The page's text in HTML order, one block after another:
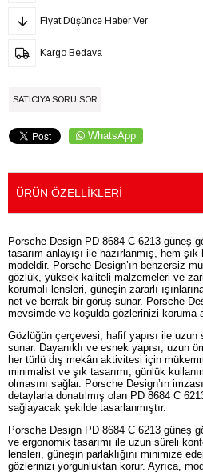
Fiyat Düşünce Haber Ver
Kargo Bedava
SATICIYA SORU SOR
WhatsApp
ÜRÜN ÖZELLIKLERI
Porsche Design PD 8684 C 6213 güneş
tasarım anlayışı ile hazırlanmış, hem
modeldir. Porsche Design’ın benzersiz
gözlük, yüksek kaliteli malzemeleri ve
korumalı lensleri, güneşin zararlı
net ve berrak bir görüş sunar. Porsche
mevsimde ve koşulda gözlerinizi koruma
Gözlüğün çerçevesi, hafif yapısı ile uzun
sunar. Dayanıklı ve esnek yapısı, uzun
her türlü dış mekân aktivitesi için
minimalist ve şık tasarımı, günlük
olmasını sağlar. Porsche Design’ın
detaylarla donatılmış olan PD 8684 C
sağlayacak şekilde tasarlanmıştır.
Porsche Design PD 8684 C 6213 güneş
ve ergonomik tasarımı ile uzun süreli
lensleri, güneşin parlaklığını minimize
gözlerinizi yorgunluktan korur. Ayrıca,